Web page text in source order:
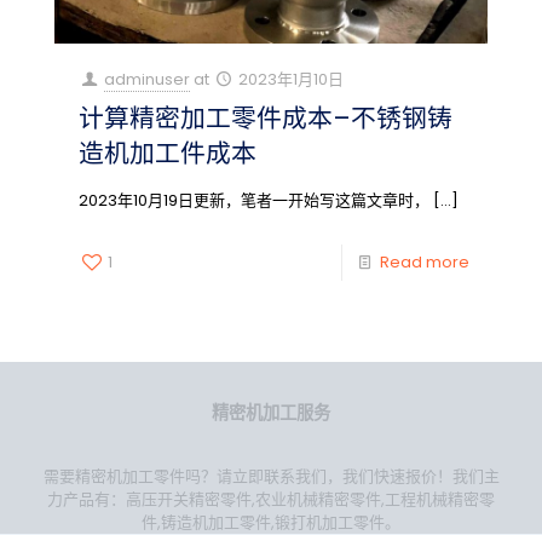
adminuser at 2023年1月10日
计算精密加工零件成本–不锈钢铸
造机加工件成本
2023年10月19日更新，笔者一开始写这篇文章时， […]
1 Read more
精密机加工服务
需要精密机加工零件吗？请立即联系我们，我们快速报价！我们主
力产品有： 高压开关精密零件,农业机械精密零件,工程机械精密零
件,铸造机加工零件,锻打机加工零件。